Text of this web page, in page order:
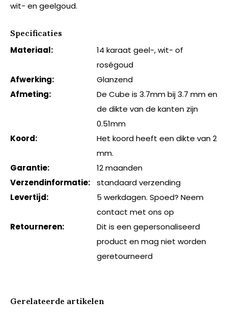
wit- en geelgoud.
Specificaties
Materiaal:
14 karaat geel-, wit- of
roségoud
Afwerking:
Glanzend
Afmeting:
De Cube is 3.7mm bij 3.7 mm en
de dikte van de kanten zijn
0.51mm
Koord:
Het koord heeft een dikte van 2
mm.
Garantie:
12 maanden
Verzendinformatie:
standaard verzending
Levertijd:
5 werkdagen. Spoed? Neem
contact met ons op
Retourneren:
Dit is een gepersonaliseerd
product en mag niet worden
geretourneerd
Gerelateerde artikelen